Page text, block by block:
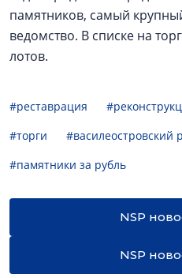
памятников, самый
ведомство. В списке на
лотов.
#реставрация
#торги
#василеостровский
#памятники за рубль
NSP
NSP